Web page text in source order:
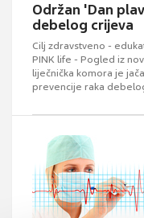
Održan 'Dan
debelog crijeva
Cilj zdravstveno -
PINK life - Pogled iz
liječnička komora je
prevencije raka